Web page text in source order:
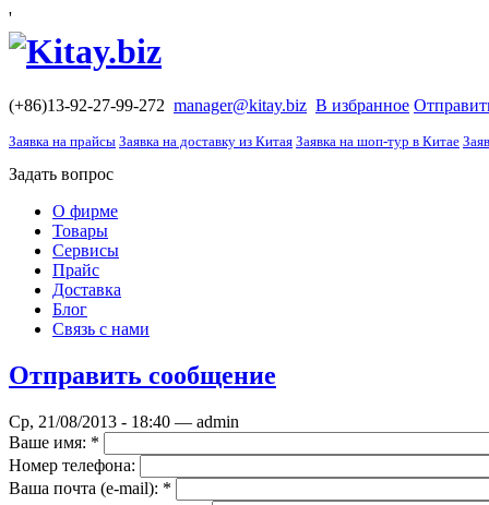
'
(+86)13-92-27-99-272 manager@kitay.biz В избранное
Заявка на прайсы Заявка на доставку из Китая Заявка на шоп-тур в Китае
Задать вопрос
О фирме
Товары
Сервисы
Прайс
Доставка
Блог
Связь с нами
Отправить сообщение
Ср, 21/08/2013 - 18:40 — admin
Ваше имя: *
Номер телефона:
Ваша почта (е-mail): *